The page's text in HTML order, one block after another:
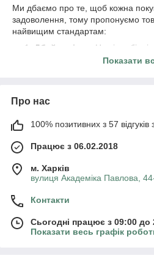
Ми дбаємо про те, щоб кожна
задоволення, тому пропонуємо
найвищим стандартам:
Дбайливість:
Наші гребінці
відшліфовані зубці та м’які
антистатичний пластик та
Ергономічний дизайн:
комфортним.
Гігієнічність:
зберігають свій первинний
Подаруйте своєму волоссю
Показати
Про нас
100% позитивних з 57 відгуків
Працює з 06.02.2018
м. Харків
вулиця Академіка Павлова,
Контакти
Сьогодні працює з 09:00 до
Показати весь графік